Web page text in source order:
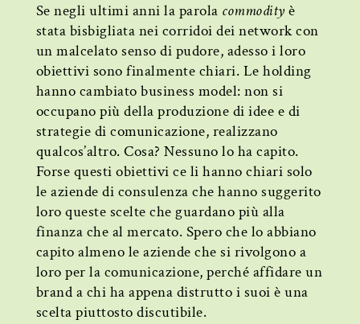
Se negli ultimi anni la parola commodity è
stata bisbigliata nei corridoi dei network con
un malcelato senso di pudore, adesso i loro
obiettivi sono finalmente chiari. Le holding
hanno cambiato business model: non si
occupano più della produzione di idee e di
strategie di comunicazione, realizzano
qualcos’altro. Cosa? Nessuno lo ha capito.
Forse questi obiettivi ce li hanno chiari solo
le aziende di consulenza che hanno suggerito
loro queste scelte che guardano più alla
finanza che al mercato. Spero che lo abbiano
capito almeno le aziende che si rivolgono a
loro per la comunicazione, perché affidare un
brand a chi ha appena distrutto i suoi è una
scelta piuttosto discutibile.